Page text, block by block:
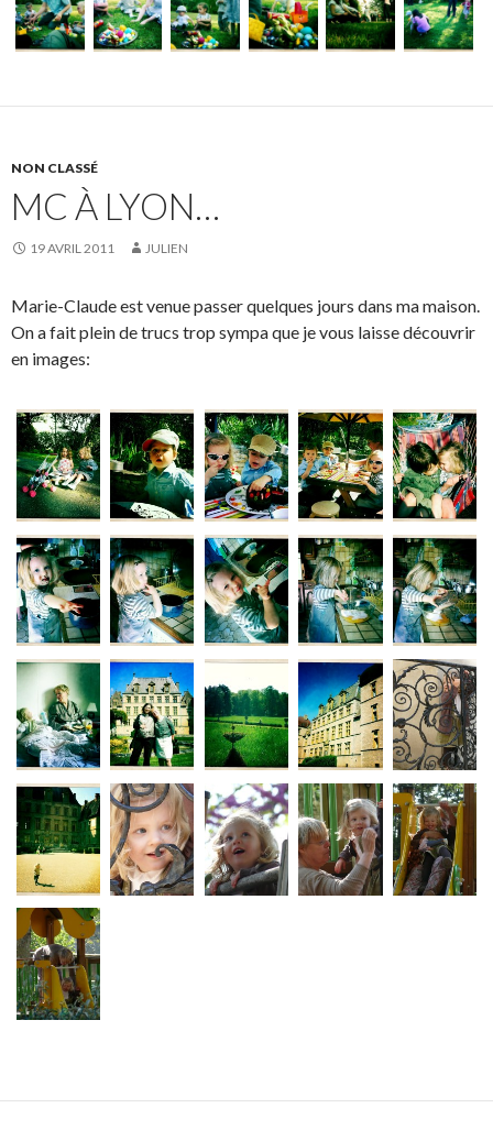
NON CLASSÉ
MC À LYON…
19 AVRIL 2011 JULIEN
Marie-Claude est venue passer quelques jours dans ma maison.
On a fait plein de trucs trop sympa que je vous laisse découvrir
en images: